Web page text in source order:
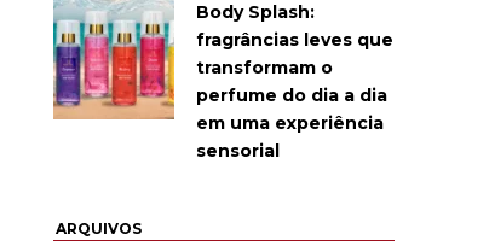
Body Splash:
fragrâncias leves que
transformam o
perfume do dia a dia
em uma experiência
sensorial
ARQUIVOS